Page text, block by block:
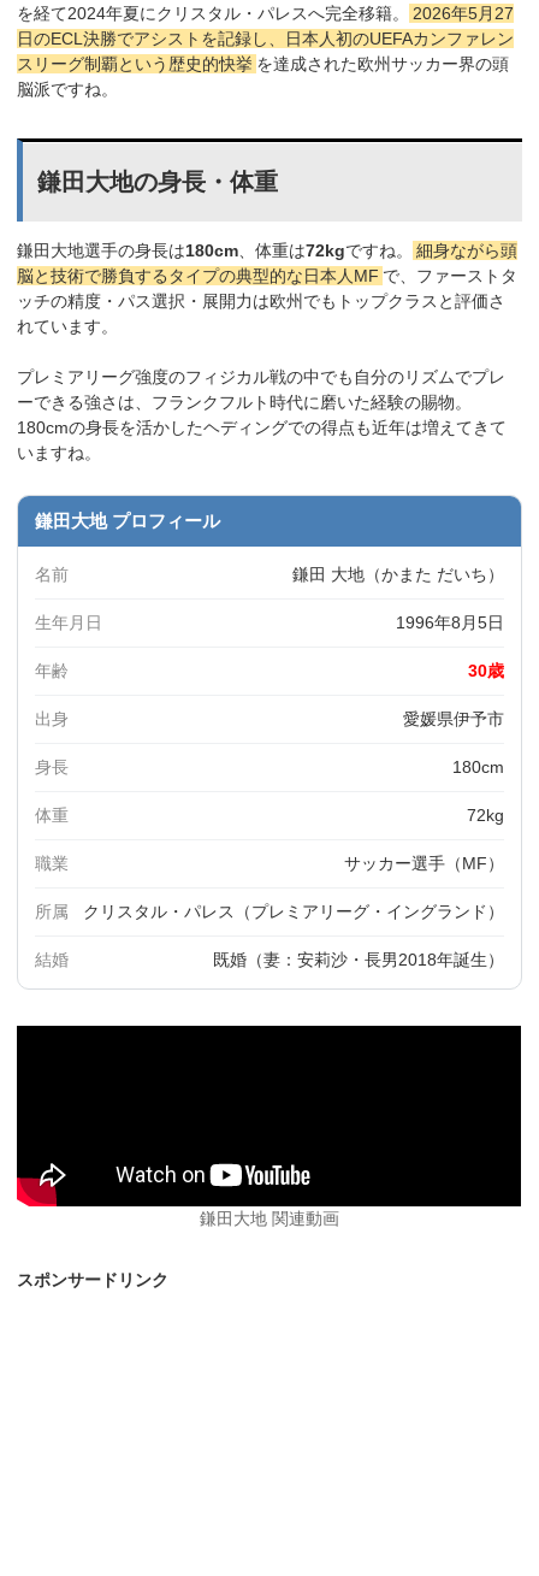
を経て2024年夏にクリスタル・パレスへ完全移籍。
2026年5月27
日のECL決勝でアシストを記録し、日本人初のUEFAカンファレン
スリーグ制覇という歴史的快挙 を達成された欧州サッカー界の頭
脳派ですね。
鎌田大地の身長・体重
鎌田大地選手の身長は180cm、体重は72kgですね。
細身ながら頭
脳と技術で勝負するタイプの典型的な日本人MF で、ファーストタ
ッチの精度・パス選択・展開力は欧州でもトップクラスと評価さ
れています。
プレミアリーグ強度のフィジカル戦の中でも自分のリズムでプレ
ーできる強さは、フランクフルト時代に磨いた経験の賜物。
180cmの身長を活かしたヘディングでの得点も近年は増えてきて
いますね。
鎌田大地 プロフィール
名前 鎌田 大地（かまた だいち）
生年月日 1996年8月5日
年齢 30歳
出身 愛媛県伊予市
身長 180cm
体重 72kg
職業 サッカー選手（MF）
所属 クリスタル・パレス（プレミアリーグ・イングランド）
結婚 既婚（妻：安莉沙・長男2018年誕生）
鎌田大地 関連動画
スポンサードリンク